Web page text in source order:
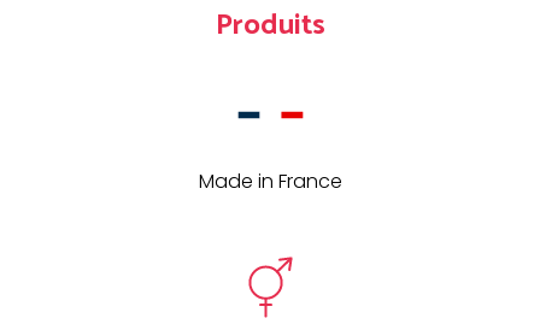
Produits
Made in France